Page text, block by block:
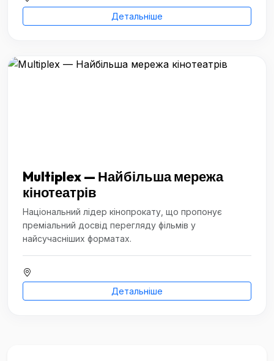
Детальніше
Multiplex — Найбільша мережа
кінотеатрів
Національний лідер кінопрокату, що пропонує
преміальний досвід перегляду фільмів у
найсучасніших форматах.
Детальніше